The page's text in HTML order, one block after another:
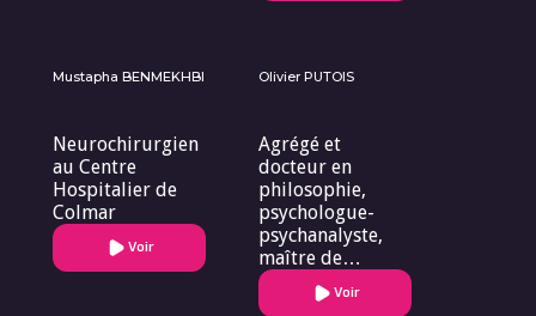
Centre Expert de
Mustapha BENMEKHBI
Neurochirurgien
au Centre
Hospitalier de
Colmar
Voir
Olivier PUTOIS
Agrégé et
docteur en
philosophie,
psychologue-
psychanalyste,
maître de
conférence en
psychologie
Voir